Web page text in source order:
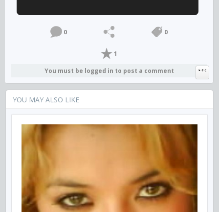
0 0
1
You must be logged in to post a comment
YOU MAY ALSO LIKE